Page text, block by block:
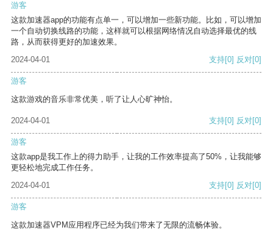
游客
这款加速器app的功能有点单一，可以增加一些新功能。比如，可以增加
一个自动切换线路的功能，这样就可以根据网络情况自动选择最优的线
路，从而获得更好的加速效果。
2024-04-01
支持[0] 反对[0]
游客
这款游戏的音乐非常优美，听了让人心旷神怡。
2024-04-01 支持[0] 反对[0]
游客
这款app是我工作上的得力助手，让我的工作效率提高了50%，让我能够
更轻松地完成工作任务。
2024-04-01
支持[0] 反对[0]
游客
这款加速器VPM应用程序已经为我们带来了无限的流畅体验。